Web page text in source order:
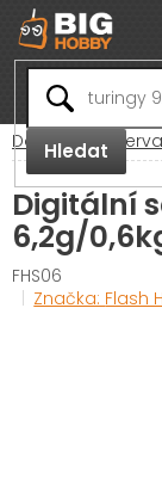
Přejít
na
obsah
Hledat
Domů RC Serva
Digitální
6,2g/
FHS06
Značka: Flash